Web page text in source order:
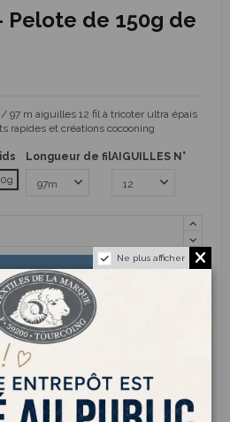
Pelote de 150g de
97 m aiguilles 12 fil à tricoter ultra épais
rapides et créations cocooning
Longueur de filAIGUILLES N°
Ajouter au panier
nous au 03 20 70 82 67
Ne plus afficher